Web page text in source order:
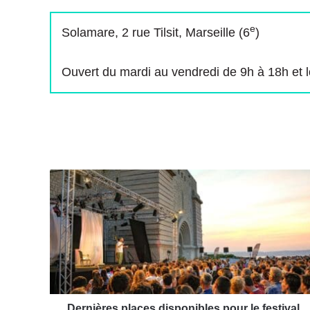
Solamare, 2 rue Tilsit, Marseille (6e)
Ouvert du mardi au vendredi de 9h à 18h et
D
e
r
n
è
r
s